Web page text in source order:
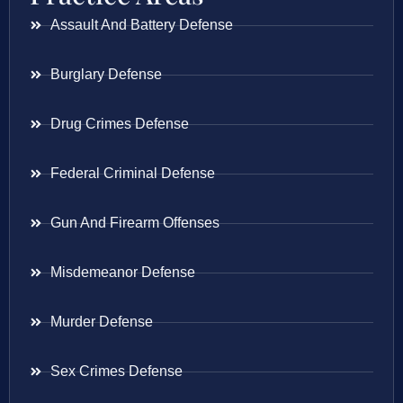
Assault And Battery Defense
Burglary Defense
Drug Crimes Defense
Federal Criminal Defense
Gun And Firearm Offenses
Misdemeanor Defense
Murder Defense
Sex Crimes Defense